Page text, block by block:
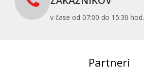
v čase od 07:00 do 15:30 hod.
Partneri